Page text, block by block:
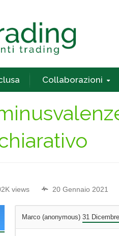
Collaborazioni
views 20 Gennaio 2021
Marco (anonymous) 31